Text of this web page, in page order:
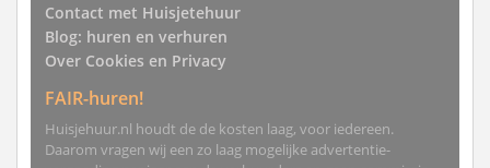
Contact met Huisjetehuur
Blog: huren en verhuren
Over Cookies en Privacy
FAIR-huren!
Huisjehuur.nl houdt de de kosten laag, voor iedereen.
Daarom vragen wij een zo laag mogelijke advertentie-